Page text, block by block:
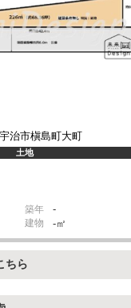
治市槇島町大町
土地
築年 -
建物 -㎡
ちら